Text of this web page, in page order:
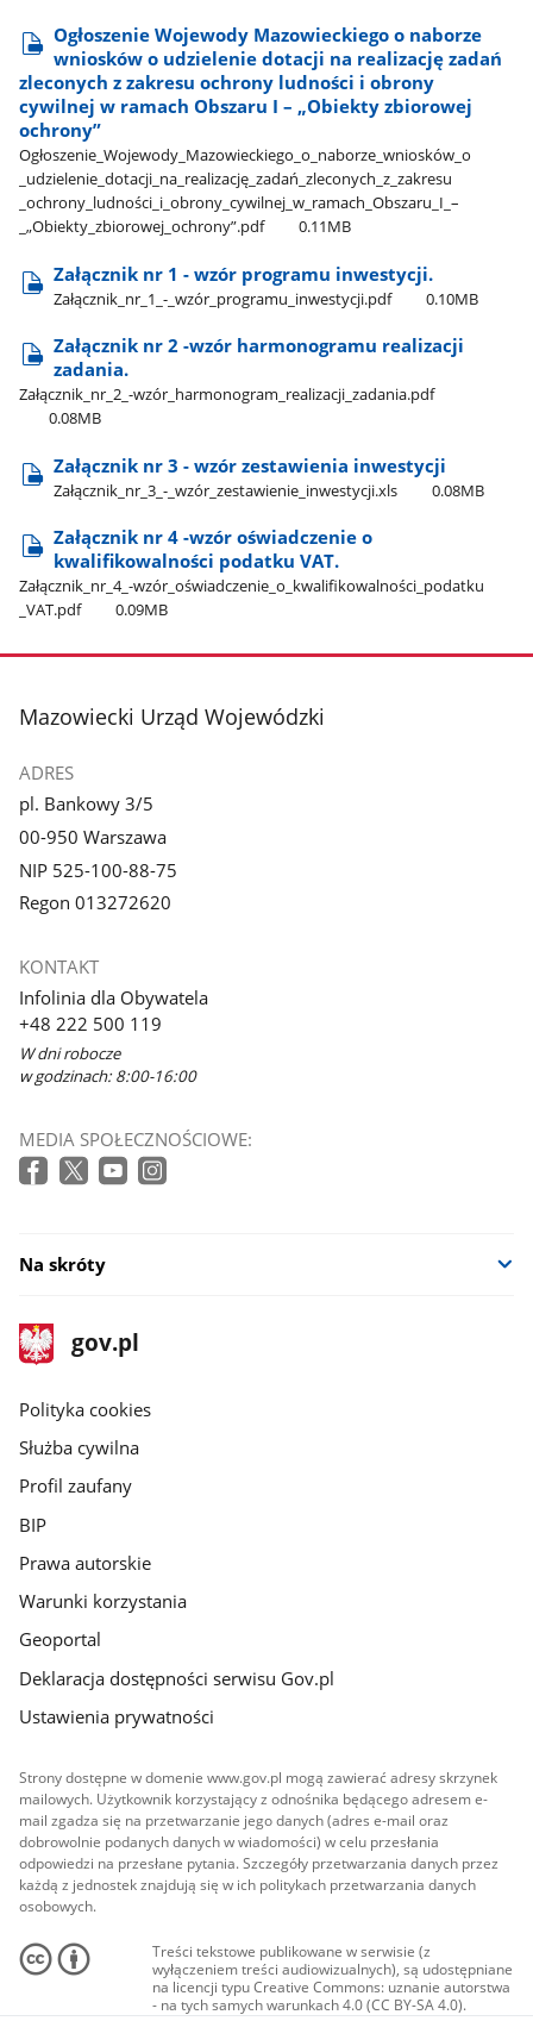
Ogłoszenie Wojewody Mazowieckiego o naborze
wniosków o udzielenie dotacji na realizację zadań
zleconych z zakresu ochrony ludności i obrony
cywilnej w ramach Obszaru I – „Obiekty zbiorowej
ochrony”
Ogłoszenie​_Wojewody​_Mazowieckiego​_o​_naborze​_wniosków​_o​
_udzielenie​_dotacji​_na​_realizację​_zadań​_zleconych​_z​_zakresu​
_ochrony​_ludności​_i​_obrony​_cywilnej​_w​_ramach​_Obszaru​_I​_–​
_„Obiekty​_zbiorowej​_ochrony”.pdf
0.11MB
Załącznik nr 1 - wzór programu inwestycji.
Załącznik​_nr​_1​_-​_wzór​_programu​_inwestycji.pdf 0.10MB
Załącznik nr 2 -wzór harmonogramu realizacji
zadania.
Załącznik​_nr​_2​_-wzór​_harmonogram​_realizacji​_zadania.pdf
0.08MB
Załącznik nr 3 - wzór zestawienia inwestycji
Załącznik​_nr​_3​_-​_wzór​_zestawienie​_inwestycji.xls 0.08MB
Załącznik nr 4 -wzór oświadczenie o
kwalifikowalności podatku VAT.
Załącznik​_nr​_4​_-wzór​_oświadczenie​_o​_kwalifikowalności​_podatku​
_VAT.pdf
0.09MB
stopka
Mazowiecki Urząd Wojewódzki
ADRES
pl. Bankowy 3/5
00-950 Warszawa
NIP 525-100-88-75
Regon 013272620
KONTAKT
Infolinia dla Obywatela
+48 222 500 119
W dni robocze
w godzinach: 8:00-16:00
MEDIA SPOŁECZNOŚCIOWE:
Na skróty
stopka
gov.pl
Strona
gov.pl
gov.pl
Polityka cookies
Służba cywilna
Profil zaufany
BIP
Prawa autorskie
Warunki korzystania
Geoportal
Deklaracja dostępności serwisu Gov.pl
Ustawienia prywatności
Strony dostępne w domenie www.gov.pl mogą zawierać adresy skrzynek
mailowych. Użytkownik korzystający z odnośnika będącego adresem e-
mail zgadza się na przetwarzanie jego danych (adres e-mail oraz
dobrowolnie podanych danych w wiadomości) w celu przesłania
odpowiedzi na przesłane pytania. Szczegóły przetwarzania danych przez
każdą z jednostek znajdują się w ich politykach przetwarzania danych
osobowych.
Treści tekstowe publikowane w serwisie (z
wyłączeniem treści audiowizualnych), są udostępniane
na licencji typu Creative Commons: uznanie autorstwa
- na tych samych warunkach 4.0 (CC BY-SA 4.0).